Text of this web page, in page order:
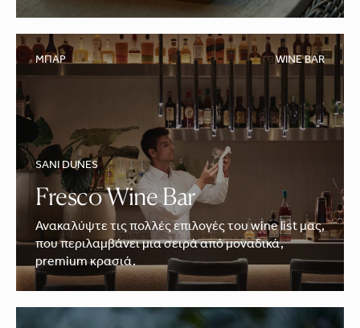
ΜΠΑΡ WINE BAR
SANI DUNES
Fresco Wine Bar
Ανακαλύψτε τις πολλές επιλογές του wine list μας,
που περιλαμβάνει μια σειρά από μοναδικά,
premium κρασιά.